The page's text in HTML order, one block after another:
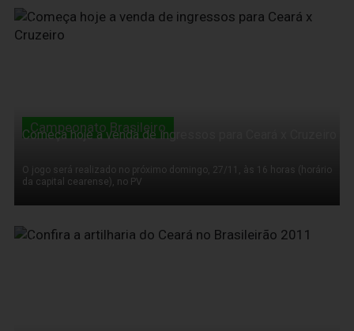
22 de Novembro de 2011
Campeonato Brasileiro
Começa hoje a venda de ingressos para Ceará x Cruzeiro
O jogo será realizado no próximo domingo, 27/11, às 16 horas (horário
da capital cearense), no PV
22 de Novembro de 2011